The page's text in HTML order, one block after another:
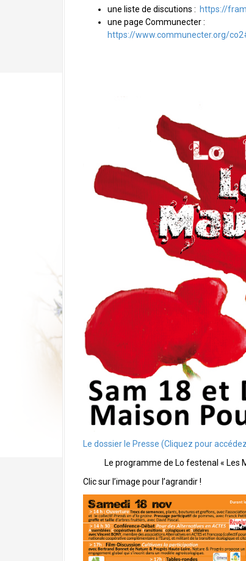
une liste de discutions : https://
une page Communecter :
https://www.communecter.org/
Le dossier le Presse (Cliquez pour
Le programme de Lo festenal « Les
Clic sur l’image pour l’agrandir !